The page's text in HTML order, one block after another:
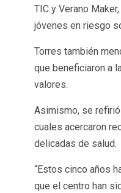
TIC y Verano
jóvenes en riesgo
Torres también
que beneficiaron a
valores.
Asimismo, se
cuales acercaron
delicadas de salud.
“Estos cinco años
que el centro han